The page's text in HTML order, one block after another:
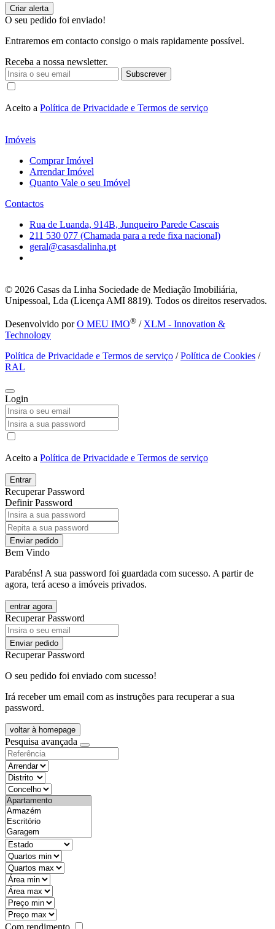
O seu pedido foi enviado!
Entraremos em contacto consigo o mais rapidamente possível.
Receba a nossa newsletter.
Subscrever
Aceito a Política de Privacidade e Termos de serviço
Imóveis
Comprar Imóvel
Arrendar Imóvel
Quanto Vale o seu Imóvel
Contactos
Rua de Luanda, 914B, Junqueiro Parede Cascais
211 530 077 (Chamada para a rede fixa nacional)
geral@casasdalinha.pt
© 2026 Casas da Linha Sociedade de Mediação Imobiliária,
Unipessoal, Lda (Licença AMI 8819). Todos os direitos reservados.
Desenvolvido porO MEU IMO® / XLM - Innovation &
Technology
Política de Privacidade e Termos de serviço /Política de Cookies /
RAL
Login
Aceito a Política de Privacidade e Termos de serviço
Entrar
Recuperar Password
Definir Password
Enviar pedido
Bem Vindo
Parabéns! A sua password foi guardada com sucesso. A partir de
agora, terá aceso a imóveis privados.
entrar agora
Recuperar Password
Enviar pedido
Recuperar Password
O seu pedido foi enviado com sucesso!
Irá receber um email com as instruções para recuperar a sua
password.
voltar à homepage
Pesquisa avançada
objective
districtId
countyId
types
state
mintypo
maxtypo
minarea
maxarea
minprice
maxprice
Com rendimento